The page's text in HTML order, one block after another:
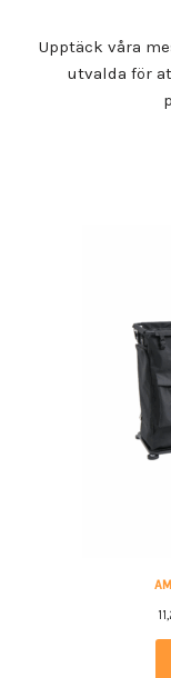
Upptäck våra
utvalda för